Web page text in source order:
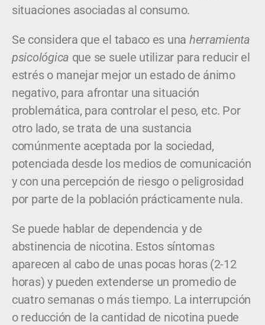
situaciones asociadas al consumo.
Se considera que el tabaco es una herramienta
psicológica que se suele utilizar para reducir el
estrés o manejar mejor un estado de ánimo
negativo, para afrontar una situación
problemática, para controlar el peso, etc. Por
otro lado, se trata de una sustancia
comúnmente aceptada por la sociedad,
potenciada desde los medios de comunicación
y con una percepción de riesgo o peligrosidad
por parte de la población prácticamente nula.
Se puede hablar de dependencia y de
abstinencia de nicotina. Estos síntomas
aparecen al cabo de unas pocas horas (2-12
horas) y pueden extenderse un promedio de
cuatro semanas o más tiempo. La interrupción
o reducción de la cantidad de nicotina puede